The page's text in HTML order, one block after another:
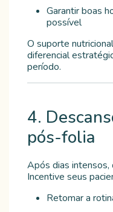
Garantir boas
possível
O suporte
diferencial
período.
4.
pós-folia
Após dias intensos,
Incentive seus
Retomar a